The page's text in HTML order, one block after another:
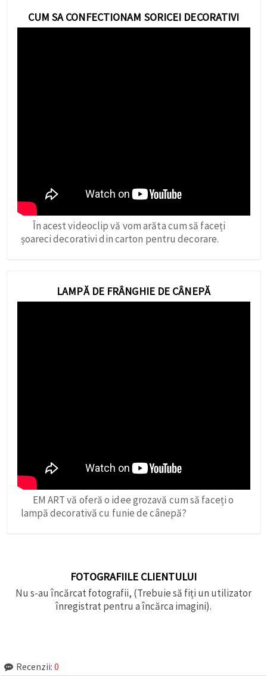
CUM SA CONFECTIONAM SORICEI DECORATIVI
În acest videoclip vă vom arăta cum să faceți
șoareci decorativi din carton pentru decorare.
LAMPĂ DE FRÂNGHIE DE CÂNEPĂ
EM ART vă oferă o idee grozavă cum să faceți o
lampă decorativă cu funie de cânepă?
FOTOGRAFIILE CLIENTULUI
Nu s-au încărcat fotografii, (Trebuie să fiți un utilizator
înregistrat pentru a încărca imagini).
Recenzii: 0